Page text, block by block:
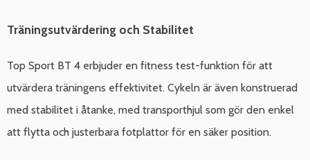
Träningsutvärdering och Stabilitet
Top Sport BT 4 erbjuder en fitness test-funktion för att
utvärdera träningens effektivitet. Cykeln är även konstruerad
med stabilitet i åtanke, med transporthjul som gör den enkel
att flytta och justerbara fotplattor för en säker position.